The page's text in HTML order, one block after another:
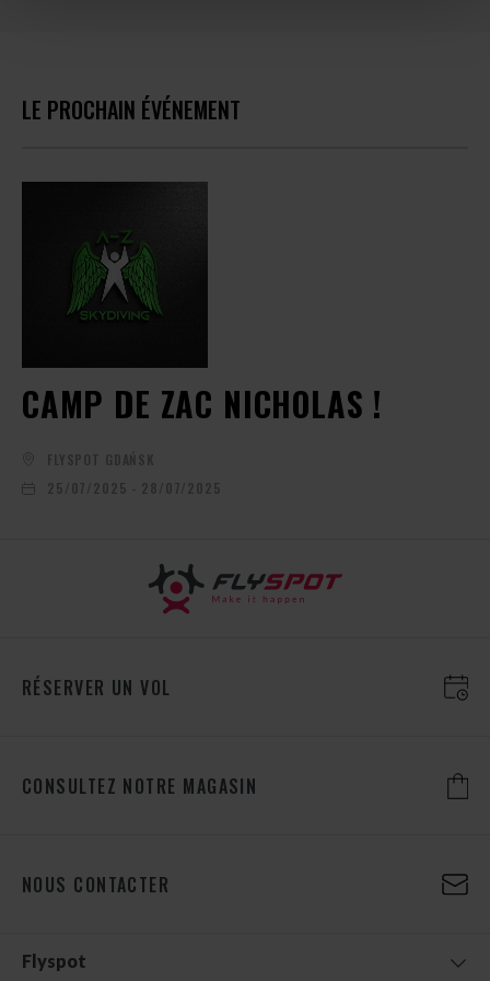
LE PROCHAIN ÉVÉNEMENT
CAMP DE ZAC NICHOLAS !
FLYSPOT GDAŃSK
25/07/2025 - 28/07/2025
RÉSERVER UN VOL
CONSULTEZ NOTRE MAGASIN
NOUS CONTACTER
Flyspot